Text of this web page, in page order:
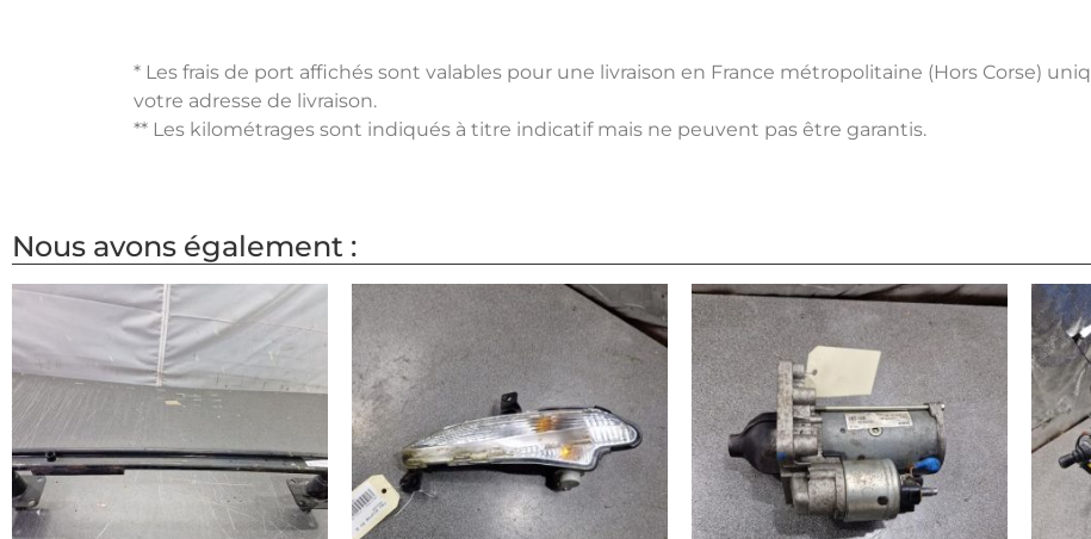
* Les frais de port affichés sont valables pour une livraison en France métropolitaine (Hors Corse)
votre adresse de livraison.
** Les kilométrages sont indiqués à titre indicatif mais ne peuvent pas être garantis.
Nous avons également :